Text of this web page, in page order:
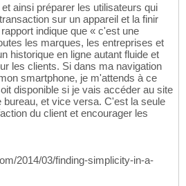
ainsi préparer les utilisateurs qui
sur un appareil et la finir
indique que « c'est une
les marques, les entreprises et
historique en ligne autant fluide et
les clients. Si dans ma navigation
smartphone, je m'attends à ce
disponible si je vais accéder au site
bureau, et vice versa. C'est la seule
du client et encourager les
2014/03/finding-simplicity-in-a-